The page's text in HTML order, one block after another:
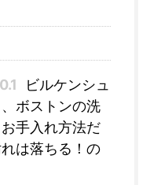
ビルケンシュ
、ボストンの洗
手入れ方法だ
は落ちる！の